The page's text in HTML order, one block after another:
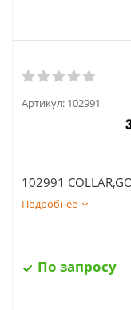
Артикул: 102991
102991
Подробнее
По запросу